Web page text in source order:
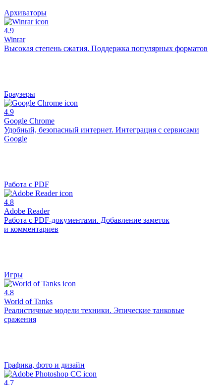
Архиваторы
4.9
Winrar
Высокая степень сжатия. Поддержка популярных форматов
Браузеры
4.9
Google Chrome
Удобный, безопасный интернет. Интеграция с сервисами
Google
Работа с PDF
4.8
Adobe Reader
Работа с PDF-документами. Добавление заметок
и комментариев
Игры
4.8
World of Tanks
Реалистичные модели техники. Эпические танковые
сражения
Графика, фото и дизайн
4.7